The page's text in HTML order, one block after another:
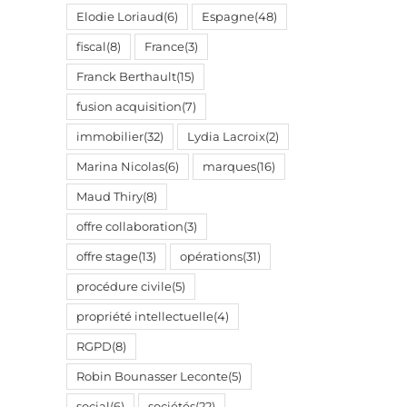
Elodie Loriaud(6) Espagne(48)
fiscal (8) France(3)
Franck Berthault(15)
fusion acquisition(7)
immobilier(32) Lydia Lacroix(2)
Marina Nicolas(6) marques(16)
Maud Thiry(8)
offre collaboration(3)
offre stage(13) opérations(31)
procédure civile(5)
propriété intellectuelle(4)
RGPD(8)
Robin Bounasser Leconte(5)